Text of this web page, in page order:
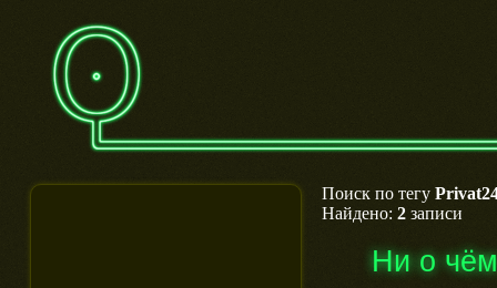
Поиск по тегу
Найдено: 2 записи
Ни о чём